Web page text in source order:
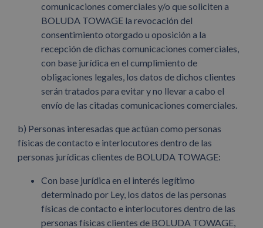
comunicaciones comerciales y/o que soliciten a
BOLUDA TOWAGE la revocación del
consentimiento otorgado u oposición a la
recepción de dichas comunicaciones comerciales,
con base jurídica en el cumplimiento de
obligaciones legales, los datos de dichos clientes
serán tratados para evitar y no llevar a cabo el
envío de las citadas comunicaciones comerciales.
b) Personas interesadas que actúan como personas
físicas de contacto e interlocutores dentro de las
personas jurídicas clientes de BOLUDA TOWAGE:
Con base jurídica en el interés legítimo
determinado por Ley, los datos de las personas
físicas de contacto e interlocutores dentro de las
personas físicas clientes de BOLUDA TOWAGE,